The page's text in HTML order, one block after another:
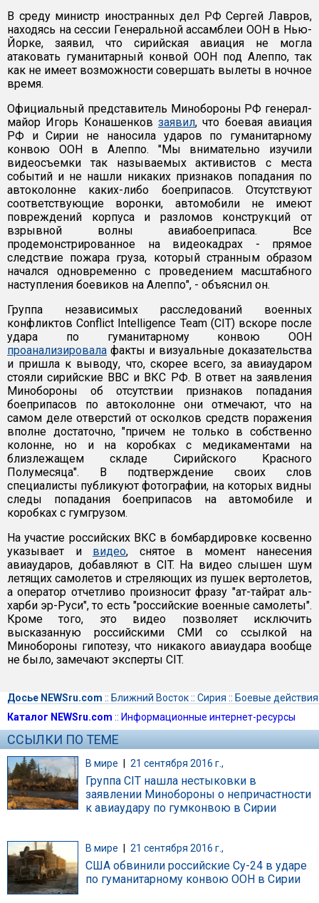
В среду министр иностранных дел РФ Сергей Лавров,
находясь на сессии Генеральной ассамблеи ООН в Нью-
Йорке, заявил, что сирийская авиация не могла
атаковать гуманитарный конвой ООН под Алеппо, так
как не имеет возможности совершать вылеты в ночное
время.
Официальный представитель Минобороны РФ генерал-
майор Игорь Конашенков заявил, что боевая авиация
РФ и Сирии не наносила ударов по гуманитарному
конвою ООН в Алеппо. "Мы внимательно изучили
видеосъемки так называемых активистов с места
событий и не нашли никаких признаков попадания по
автоколонне каких-либо боеприпасов. Отсутствуют
соответствующие воронки, автомобили не имеют
повреждений корпуса и разломов конструкций от
взрывной волны авиабоеприпаса. Все
продемонстрированное на видеокадрах - прямое
следствие пожара груза, который странным образом
начался одновременно с проведением масштабного
наступления боевиков на Алеппо", - объяснил он.
Группа независимых расследований военных
конфликтов Conflict Intelligence Team (CIT) вскоре после
удара по гуманитарному конвою ООН
проанализировала факты и визуальные доказательства
и пришла к выводу, что, скорее всего, за авиаударом
стояли сирийские ВВС и ВКС РФ. В ответ на заявления
Минобороны об отсутствии признаков попадания
боеприпасов по автоколонне они отмечают, что на
самом деле отверстий от осколков средств поражения
вполне достаточно, "причем не только в собственно
колонне, но и на коробках с медикаментами на
близлежащем складе Сирийского Красного
Полумесяца". В подтверждение своих слов
специалисты публикуют фотографии, на которых видны
следы попадания боеприпасов на автомобиле и
коробках с гумгрузом.
На участие российских ВКС в бомбардировке косвенно
указывает и видео, снятое в момент нанесения
авиаударов, добавляют в CIT. На видео слышен шум
летящих самолетов и стреляющих из пушек вертолетов,
а оператор отчетливо произносит фразу "ат-тайрат аль-
харби эр-Руси", то есть "российские военные самолеты".
Кроме того, это видео позволяет исключить
высказанную российскими СМИ со ссылкой на
Минобороны гипотезу, что никакого авиаудара вообще
не было, замечают эксперты CIT.
Досье NEWSru.com :: Ближний Восток:: Сирия :: Боевые действия
Каталог NEWSru.com :: Информационные интернет-ресурсы
ССЫЛКИ ПО ТЕМЕ
В мире | 21 сентября 2016 г.,
Группа CIT нашла нестыковки в
заявлении Минобороны о непричастности
к авиаудару по гумконвою в Сирии
В мире 21 сентября 2016 г.,
США обвинили российские Су-24 в ударе
по гуманитарному конвою ООН в Сирии